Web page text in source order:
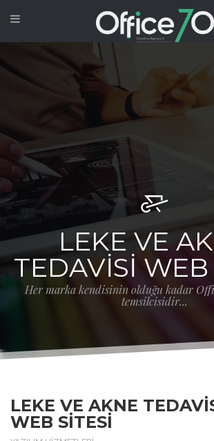
LEKE VE
TEDAVISI WEB
Her marka kendisinin olduğu kadar
temsilcisidir...
LEKE VE AKNE
WEB SITESI